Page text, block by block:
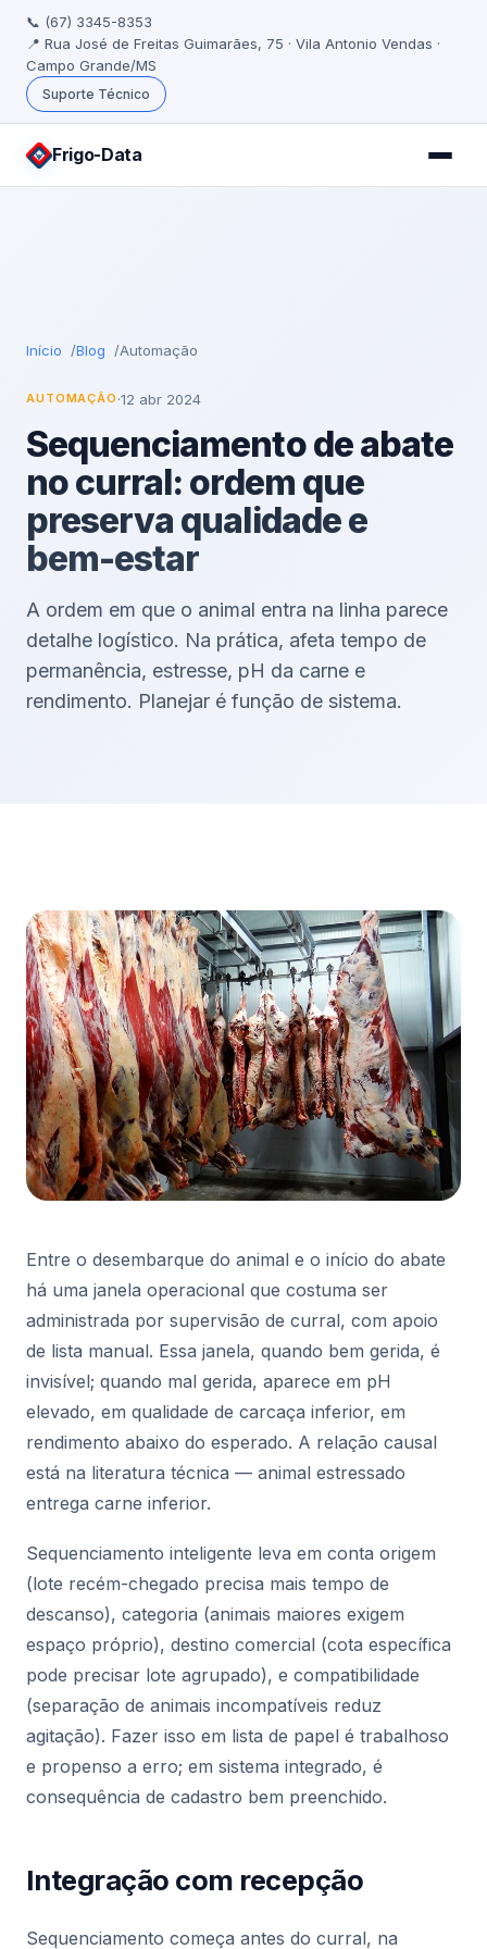
📞 (67) 3345-8353
📍 Rua José de Freitas Guimarães, 75 · Vila Antonio Vendas ·
Campo Grande/MS
Suporte Técnico
Frigo-Data
Início Blog Automação
AUTOMAÇÃO ·12 abr 2024
Sequenciamento de abate
no curral: ordem que
preserva qualidade e
bem-estar
A ordem em que o animal entra na linha parece
detalhe logístico. Na prática, afeta tempo de
permanência, estresse, pH da carne e
rendimento. Planejar é função de sistema.
Entre o desembarque do animal e o início do abate
há uma janela operacional que costuma ser
administrada por supervisão de curral, com apoio
de lista manual. Essa janela, quando bem gerida, é
invisível; quando mal gerida, aparece em pH
elevado, em qualidade de carcaça inferior, em
rendimento abaixo do esperado. A relação causal
está na literatura técnica — animal estressado
entrega carne inferior.
Sequenciamento inteligente leva em conta origem
(lote recém-chegado precisa mais tempo de
descanso), categoria (animais maiores exigem
espaço próprio), destino comercial (cota específica
pode precisar lote agrupado), e compatibilidade
(separação de animais incompatíveis reduz
agitação). Fazer isso em lista de papel é trabalhoso
e propenso a erro; em sistema integrado, é
consequência de cadastro bem preenchido.
Integração com recepção
Sequenciamento começa antes do curral, na